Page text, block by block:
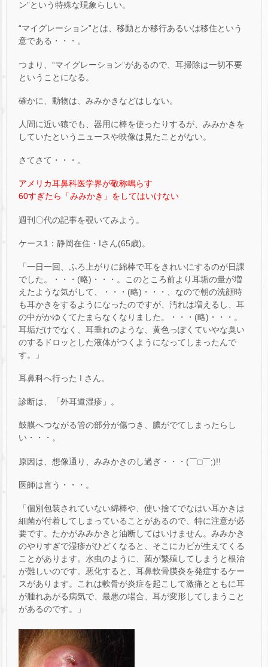
ン”という特殊な現象らしい。
“マイグレーション”とは、移動とか移行あるいは移住という
意である・・・。
つまり、“マイグレーション”があるので、耳掃除は一切不要
ということになる。
確かに、動物は、みみかきなどはしない。
人間に近い猿でも、器用に棒を使ったりするが、みみかきを
していたというニュースや映像は見たことがない。
さてさて・・・。
アメリカ耳鼻科医学界が敬称鳴らす
60すぎたら「みみかき」をしてはいけない
週刊〇代の記事を覗いてみよう。
ケース1：静岡在住・Iさん(65歳)。
「一日一回、ふろ上がりに綿棒で耳をきれいにするのが日課
でした。・・・(略)・・・。このところ前より耳垢の量が増
えたような気がして、・・・(略)・・・、なので朝の洗顔時
も耳かきをするようになったのですが、汚れは増えるし、耳
の中がかゆくてたまらなくなりました。・・・(略)・・・。
耳垢だけでなく、耳垂れのような、黄色っぽくていやな臭い
のするドロッとした液体がつくようになってしまったんで
す。」
耳鼻科へ行った I さん。
診断は、「外耳道湿疹」。
鼓膜へつながる管の部分が傷つき、膿がでてしまったらし
い・・・。
原因は、想像通り、みみかきのし過ぎ・・・(￣□￣;)!!
医師は言う・・・。
「個別包装されていない綿棒や、使い捨てでなはい耳かきは
細菌が付着してしまっていることがあるので、特に注意が必
要です。たかがみみかきと油断してはいけません。みみかき
のやりすぎで湿疹がひどくなると、そこにカビが生えてくる
ことがあります。水虫のように、菌が繁殖してしまうと根治
が難しいのです。悪化すると、耳鼻軟骨膜炎を発症するケー
スがあります。これは軟骨が炎症を起こして激痛とともに耳
が腫れあがる病気で、最悪の場合、耳が変形してしまうこと
があるのです。」